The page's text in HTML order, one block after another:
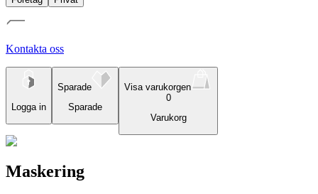
Kontakta oss
Logga in
Sparade
Sparade
Visa varukorgen
0
Varukorg
Maskering